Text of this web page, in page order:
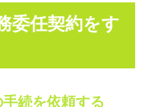
委任契約をす
続を依頼する